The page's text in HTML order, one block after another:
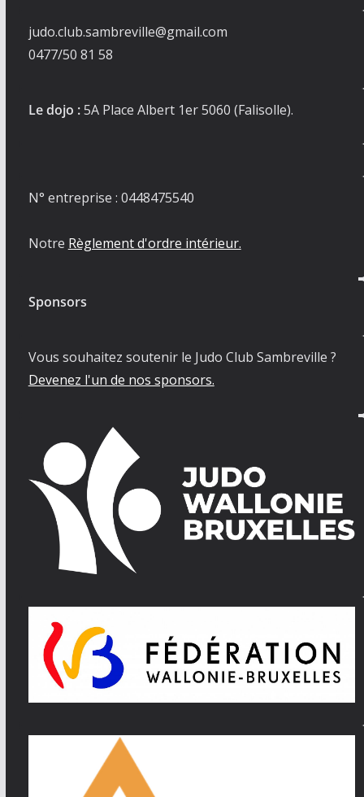
judo.club.sambreville@gmail.com
0477/50 81 58
Le dojo :5A Place Albert 1er 5060 (Falisolle).
N° entreprise : 0448475540
Notre Règlement d'ordre intérieur.
Sponsors
Vous souhaitez soutenir le Judo Club Sambreville ?
Devenez l'un de nos sponsors.